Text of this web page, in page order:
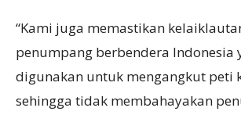
“Kami juga memastikan
penumpang berbendera Indonesia
digunakan untuk mengangkut peti
sehingga tidak membahayakan